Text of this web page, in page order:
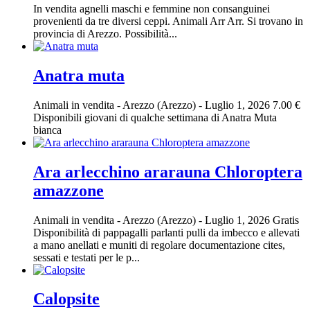
In vendita agnelli maschi e femmine non consanguinei
provenienti da tre diversi ceppi. Animali Arr Arr. Si trovano in
provincia di Arezzo. Possibilità...
Anatra muta
Animali in vendita - Arezzo (Arezzo) - Luglio 1, 2026 7.00 €
Disponibili giovani di qualche settimana di Anatra Muta
bianca
Ara arlecchino ararauna Chloroptera
amazzone
Animali in vendita - Arezzo (Arezzo) - Luglio 1, 2026 Gratis
Disponibilità di pappagalli parlanti pulli da imbecco e allevati
a mano anellati e muniti di regolare documentazione cites,
sessati e testati per le p...
Calopsite